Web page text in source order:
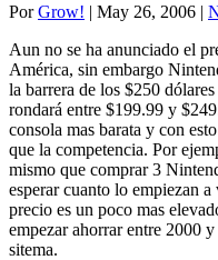
PorGrow! | May 26, 2006 |
Aun no se ha anunciado el
América, sin embargo
la barrera de los $250
rondará entre $199.99 y
consola mas barata y con
que la competencia. Por
mismo que comprar 3
esperar cuanto lo empiezan
precio es un poco mas
empezar ahorrar entre 2000
sitema.